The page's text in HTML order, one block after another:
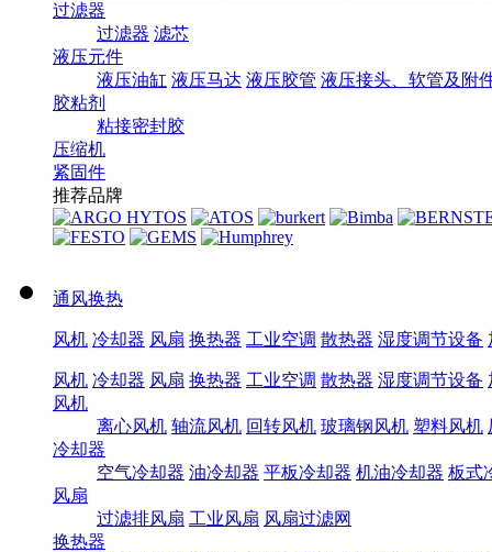
过滤器
过滤器 滤芯
液压元件
液压油缸 液压马达 液压胶管 液压接头、软管及附
胶粘剂
粘接密封胶
压缩机
紧固件
推荐品牌
通风换热
风机 冷却器 风扇 换热器 工业空调 散热器 湿度调节设备
风机 冷却器 风扇 换热器 工业空调 散热器 湿度调节设备
风机
离心风机 轴流风机 回转风机 玻璃钢风机 塑料风机
冷却器
空气冷却器 油冷却器 平板冷却器 机油冷却器 板式
风扇
过滤排风扇 工业风扇 风扇过滤网
换热器